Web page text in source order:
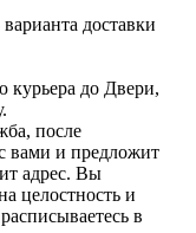
доставки
курьера до Двери,
после
вами и предложит
адрес. Вы
целостность и
в